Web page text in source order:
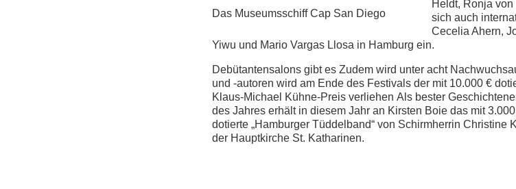
Das Museumsschiff Cap San Diego
Heldt, Ronja
sich auch
Cecelia Ahern,
Yiwu und Mario Vargas Llosa in Hamburg ein.
Debütantensalons gibt es Zudem wird unter acht
und -autoren wird am Ende des Festivals der mit 10.000 €
Klaus-Michael Kühne-Preis verliehen Als bester
des Jahres erhält in diesem Jahr an Kirsten Boie das mit
dotierte „Hamburger Tüddelband“ von Schirmherrin Christine
der Hauptkirche St. Katharinen.